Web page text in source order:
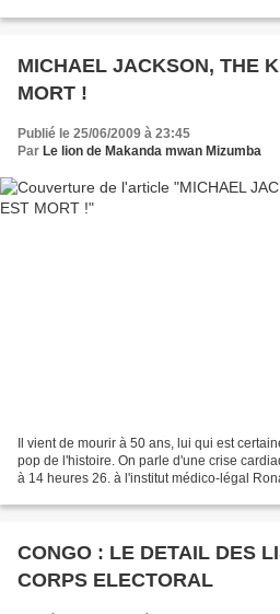
MICHAEL JACKSON, THE
MORT !
Publié le 25/06/2009 à 23:45
Par Le lion de Makanda mwan Mizumba
Il vient de mourir à 50 ans, lui qui est
pop de l'histoire. On parle d'une crise
à 14 heures 26. à l'institut médico-légal
CONGO : LE DETAIL DES
CORPS ELECTORAL